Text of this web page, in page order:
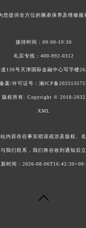
您提供全方位的腕表保养及维修服
接待时间：09:00-19:30
礼宾专线： 400-992-0312
136号天津国际金融中心写字楼26
案/许可证号： 湘ICP备
版权所有: Copyright © 2018-2032
XML
内容存在事实错误或涉及版权、
我们联系，我们将在收到通知后
新时间：2026-08-